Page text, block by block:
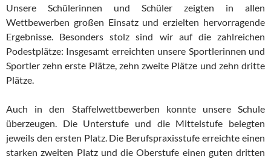
Unsere Schülerinnen und Schüler zeigten in allen
Wettbewerben großen Einsatz und erzielten hervorragende
Ergebnisse. Besonders stolz sind wir auf die zahlreichen
Podestplätze: Insgesamt erreichten unsere Sportlerinnen und
Sportler zehn erste Plätze, zehn zweite Plätze und zehn dritte
Plätze.
Auch in den Staffelwettbewerben konnte unsere Schule
überzeugen. Die Unterstufe und die Mittelstufe belegten
jeweils den ersten Platz. Die Berufspraxisstufe erreichte einen
starken zweiten Platz und die Oberstufe einen guten dritten